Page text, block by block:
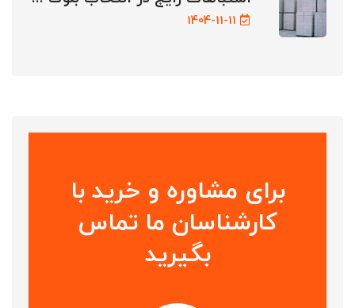
1404-11-11
برای مشاوره و خرید با
کارشناسان ما تماس
بگیرید